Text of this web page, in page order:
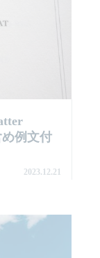
例文付
2023.12.21